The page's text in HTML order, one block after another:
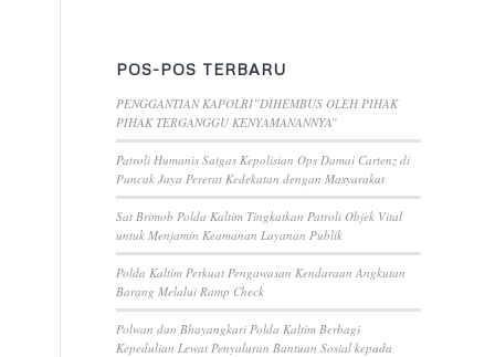
POS-POS TERBARU
PENGGANTIAN KAPOLRI”DIHEMBUS OLEH PIHAK
PIHAK TERGANGGU KENYAMANANNYA”
Patroli Humanis Satgas Kepolisian Ops Damai Cartenz di
Puncak Jaya Pererat Kedekatan dengan Masyarakat
Sat Brimob Polda Kaltim Tingkatkan Patroli Objek Vital
untuk Menjamin Keamanan Layanan Publik
Polda Kaltim Perkuat Pengawasan Kendaraan Angkutan
Barang Melalui Ramp Check
Polwan dan Bhayangkari Polda Kaltim Berbagi
Kepedulian Lewat Penyaluran Bantuan Sosial kepada